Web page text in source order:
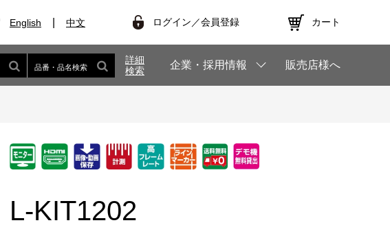
English 中文 ログイン／会員登録 カート
品番・品名検索
詳細
検索
企業・採用情報 販売店様へ
L-KIT1202